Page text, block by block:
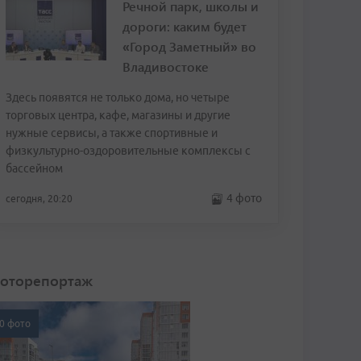
Речной парк, школы и
дороги: каким будет
«Город Заметный» во
Владивостоке
Здесь появятся не только дома, но четыре
торговых центра, кафе, магазины и другие
нужные сервисы, а также спортивные и
физкультурно-оздоровительные комплексы с
бассейном
сегодня, 20:20 4 фото
фото